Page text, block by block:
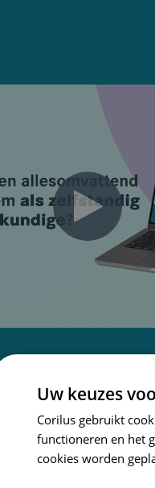
andere
Uw keuzes
Corilus gebruikt
functioneren en het
cookies worden